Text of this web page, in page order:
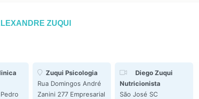
ZUQUI
Zuqui Psicologia
Rua Domingos André
Zanini 277 Empresarial
⠀Diego Zuqui
Nutricionista
São José SC